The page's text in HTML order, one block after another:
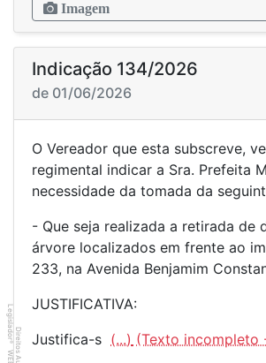
Imagem
Indicação 134/2026
de 01/06/2026
O Vereador que esta subscreve,
regimental indicar a Sra. Prefeita
necessidade da tomada da
- Que seja realizada a retirada de
árvore localizados em frente ao
233, na Avenida Benjamim
JUSTIFICATIVA:
Justifica-s (...)
Legislador
®